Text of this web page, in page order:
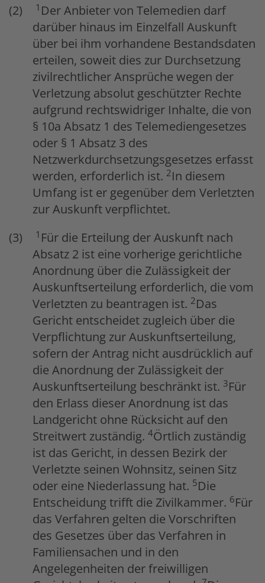
1 Der Anbieter von Telemedien darf
darüber hinaus im Einzelfall Auskunft
über bei ihm vorhandene Bestandsdaten
erteilen, soweit dies zur Durchsetzung
zivilrechtlicher Ansprüche wegen der
Verletzung absolut geschützter Rechte
aufgrund rechtswidriger Inhalte, die von
§ 10a Absatz 1 des Telemediengesetzes
oder § 1 Absatz 3 des
Netzwerkdurchsetzungsgesetzes erfasst
werden, erforderlich ist. 2 In diesem
Umfang ist er gegenüber dem Verletzten
zur Auskunft verpflichtet.
1 Für die Erteilung der Auskunft nach
Absatz 2 ist eine vorherige gerichtliche
Anordnung über die Zulässigkeit der
Auskunftserteilung erforderlich, die vom
Verletzten zu beantragen ist. 2 Das
Gericht entscheidet zugleich über die
Verpflichtung zur Auskunftserteilung,
sofern der Antrag nicht ausdrücklich auf
die Anordnung der Zulässigkeit der
Auskunftserteilung beschränkt ist. 3Für
den Erlass dieser Anordnung ist das
Landgericht ohne Rücksicht auf den
Streitwert zuständig. 4Örtlich zuständig
ist das Gericht, in dessen Bezirk der
Verletzte seinen Wohnsitz, seinen Sitz
oder eine Niederlassung hat. 5Die
Entscheidung trifft die Zivilkammer. 6Für
das Verfahren gelten die Vorschriften
des Gesetzes über das Verfahren in
Familiensachen und in den
Angelegenheiten der freiwilligen